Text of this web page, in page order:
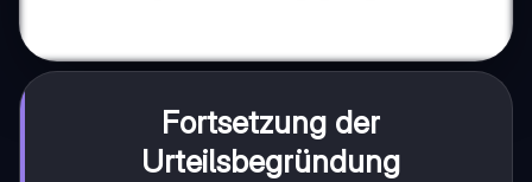
Fortsetzung der
Urteilsbegründung